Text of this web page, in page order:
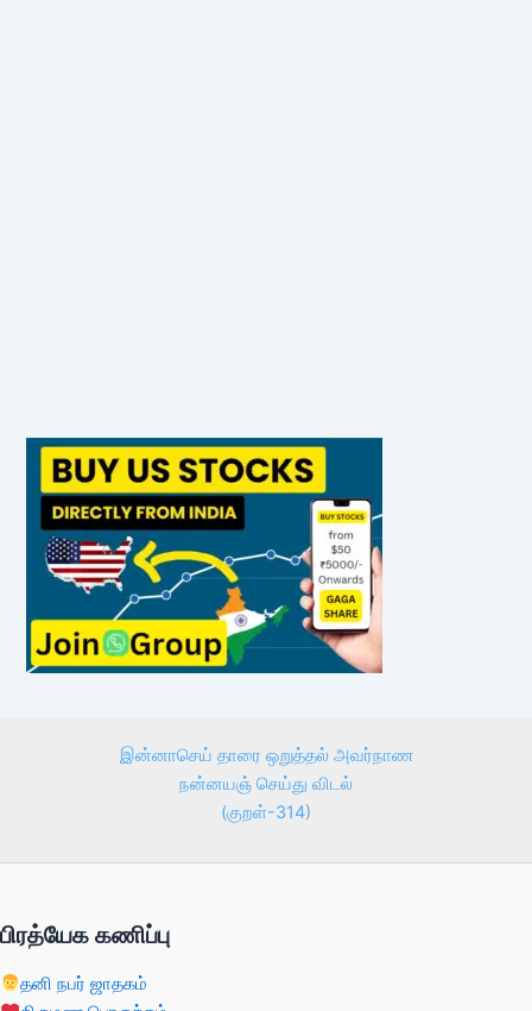
இன்னாசெய் தாரை ஒறுத்தல் அவர்நாண
நன்னயஞ் செய்து விடல்
(குறள்-314)
பிரத்யேக கணிப்பு
தனி நபர் ஜாதகம்